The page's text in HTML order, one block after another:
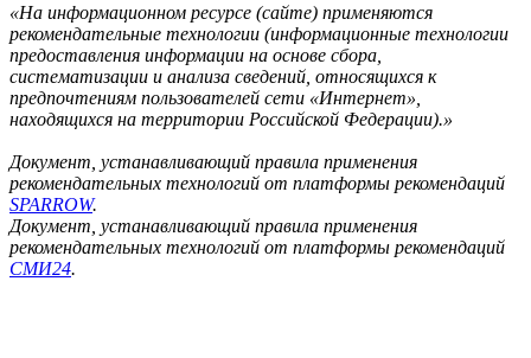
«На информационном ресурсе (сайте) применяются
рекомендательные технологии (информационные технологии
предоставления информации на основе сбора,
систематизации и анализа сведений, относящихся к
предпочтениям пользователей сети «Интернет»,
находящихся на территории Российской Федерации).»
Документ, устанавливающий правила применения
рекомендательных технологий от платформы рекомендаций
SPARROW.
Документ, устанавливающий правила применения
рекомендательных технологий от платформы рекомендаций
СМИ24.